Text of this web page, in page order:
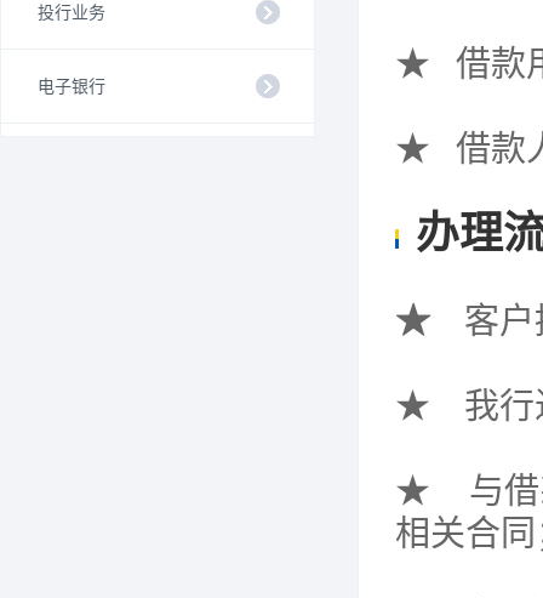
投行业务
电子银行
★ 借款
★ 借款
办理
★ 客
★ 我
★ 与
相关合